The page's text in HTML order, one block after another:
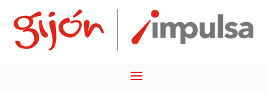
content
Home
Menu